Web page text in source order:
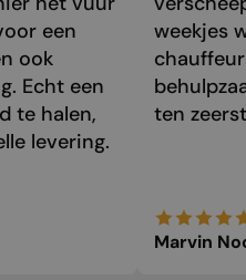
een
ook
Echt een
te halen,
levering.
weekjes
ten
Marvin